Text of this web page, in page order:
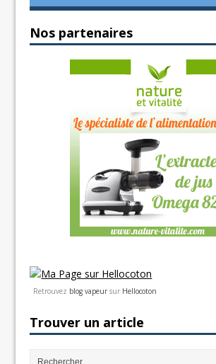
Nos partenaires
Retrouvez blog vapeur sur Hellocoton
Trouver un article